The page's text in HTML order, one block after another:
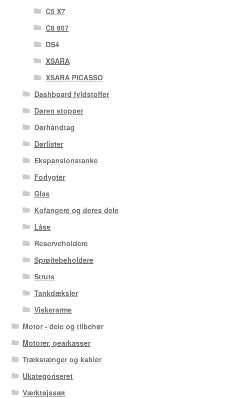
C5 X7
C8 807
DS4
XSARA
XSARA PICASSO
Dashboard fyldstoffer
Døren stopper
Dørhåndtag
Dørlister
Ekspansionstanke
Forlygter
Glas
Kofangere og deres dele
Låse
Reserveholdere
Sprøjtebeholdere
Struts
Tankdæksler
Viskerarme
Motor - dele og tilbehør
Motorer, gearkasser
Trækstænger og kabler
Ukategoriseret
Værktøjssæt